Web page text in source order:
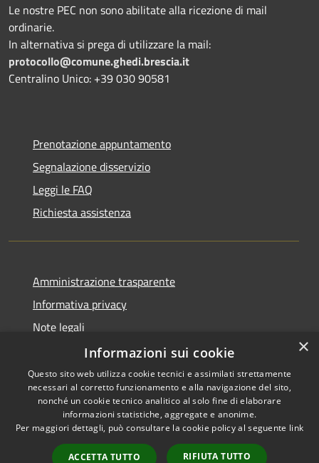
Le nostre PEC non sono abilitate alla ricezione di mail
ordinarie.
In alternativa si prega di utilizzare la mail:
protocollo@comune.ghedi.brescia.it
Centralino Unico: +39 030 90581
Prenotazione appuntamento
Segnalazione disservizio
Leggi le FAQ
Richiesta assistenza
Amministrazione trasparente
Informativa privacy
Note legali
Dichiarazione di accessibilità
RSS
Accessibilità
Copyright © 2026 • Comune di
Ghedi • Powered by
Municipium• Accesso
×
Informazioni sui cookie
Questo sito web utilizza cookie tecnici e assimilati strettamente
necessari al corretto funzionamento e alla navigazione del sito,
nonché un cookie tecnico analitico al solo fine di elaborare
informazioni statistiche, aggregate e anonime.
Per maggiori dettagli, può consultare la cookie policy al seguente link
ACCETTA TUTTO RIFIUTA TUTTO